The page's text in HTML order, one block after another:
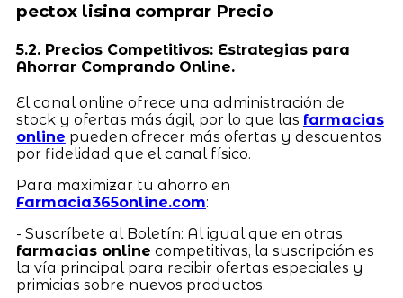
pectox lisina comprar Precio
5.2. Precios Competitivos: Estrategias para
Ahorrar Comprando Online.
El canal online ofrece una administración de
stock y ofertas más ágil, por lo que las farmacias
online pueden ofrecer más ofertas y descuentos
por fidelidad que el canal físico.
Para maximizar tu ahorro en
Farmacia365online.com:
- Suscríbete al Boletín: Al igual que en otras
farmacias online competitivas, la suscripción es
la vía principal para recibir ofertas especiales y
primicias sobre nuevos productos.